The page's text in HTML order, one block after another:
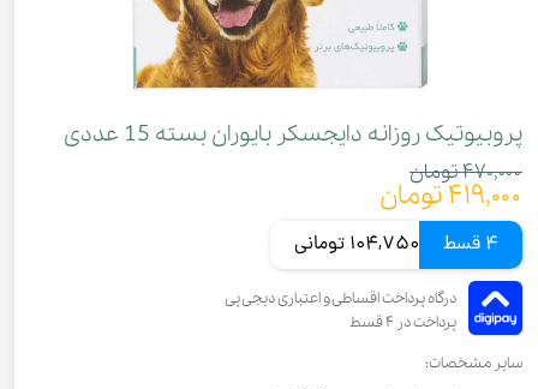
پروبیوتیک روزانه دایجسکر بایوران بسته 15 عددی
۴۷۰,۰۰۰ تومان
۴۱۹,۰۰۰ تومان
4 قسط 104,750 تومانی
سایر مشخصات: